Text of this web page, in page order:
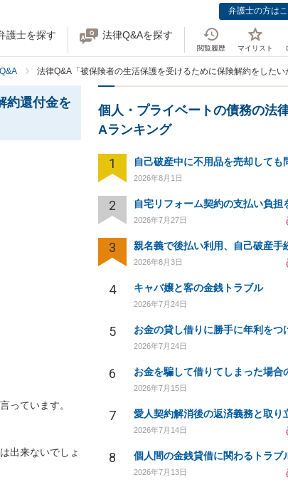
弁護士の方は
護士を探す 法律Q&Aを探す
閲覧履歴 マイリスト
法律Q&A「被保険者の生活保護を受けるために保険解約をした
約還付金を
っています。
出来ないでしょ
個人・プライベートの債務の法
Aランキング
1
2026年8月1日
2
2026年7月27日
3
2026年8月3日
4 キャバ嬢と客の金銭トラブル
2026年7月24日
5
2026年7月24日
6
2026年7月15日
7
2026年7月14日
8 個人間の金銭貸借に関わるトラブ
2026年7月13日